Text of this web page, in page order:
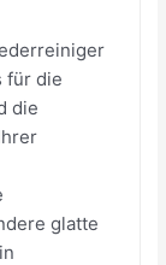
für die
die
glatte